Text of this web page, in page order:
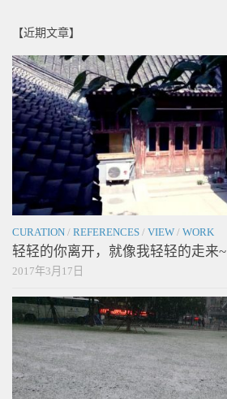
【近期文章】
CURATION / REFERENCES / VIEW / WORK
轻轻的你离开，就像我轻轻的走来~
2017年3月17日